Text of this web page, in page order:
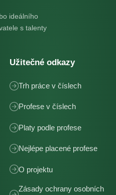
ideálního
s talenty
Užitečné odkazy
Trh práce v číslech
Profese v číslech
Platy podle profese
Nejlépe placené profese
O projektu
Zásady ochrany osobních